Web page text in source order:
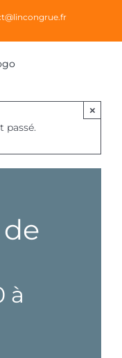
passé.
×
à